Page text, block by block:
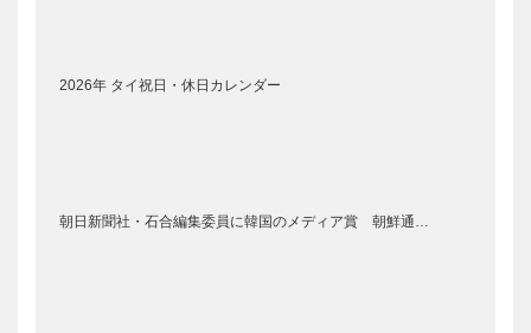
2026年 タイ祝日・休日カレンダー
朝日新聞社・石合編集委員に韓国のメディア賞 朝鮮通…